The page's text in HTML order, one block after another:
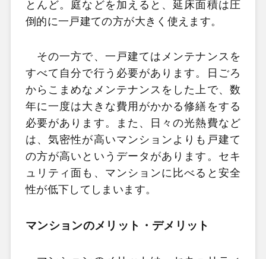
とんど。庭などを加えると、延床面積は圧
倒的に一戸建ての方が大きく使えます。
その一方で、一戸建てはメンテナンスを
すべて自分で行う必要があります。日ごろ
からこまめなメンテナンスをした上で、数
年に一度は大きな費用がかかる修繕をする
必要があります。また、日々の光熱費など
は、気密性が高いマンションよりも戸建て
の方が高いというデータがあります。セキ
ュリティ面も、マンションに比べると安全
性が低下してしまいます。
マンションのメリット・デメリット